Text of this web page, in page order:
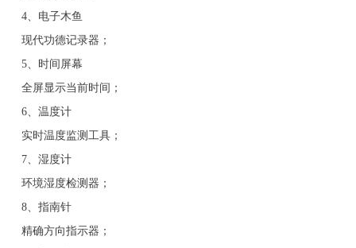
4、电子木鱼
现代功德记录器；
5、时间屏幕
全屏显示当前时间；
6、温度计
实时温度监测工具；
7、湿度计
环境湿度检测器；
8、指南针
精确方向指示器；